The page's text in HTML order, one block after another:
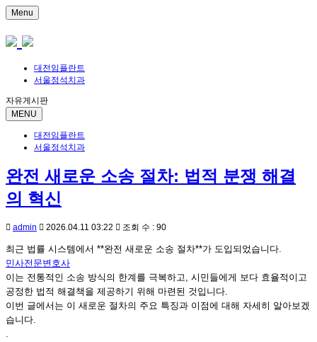
Menu
대전임플란트
서울정석치과
자유게시판
MENU
대전임플란트
서울정석치과
완전 새로운 소송 절차: 법적 분쟁 해결
의 혁신
admin 2026.04.11 03:22 조회 수 : 90
최근 법률 시스템에서 **완전 새로운 소송 절차**가 도입되었습니다.
민사전문변호사
이는 전통적인 소송 방식의 한계를 극복하고, 시민들에게 보다 효율적이고
공정한 법적 해결책을 제공하기 위해 마련된 것입니다.
이번 글에서는 이 새로운 절차의 주요 특징과 이점에 대해 자세히 알아보겠
습니다.
.